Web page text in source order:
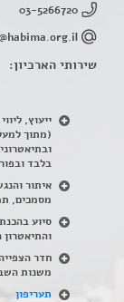
03-5266720
שירותי הארכיון:
ייעוץ,
בלבד
איתור
מסמכים,
סיוע
משנות
תעריפון